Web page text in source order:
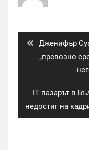
Previous
post:
Дженифър
„превозно
Next
post:
IT пазарът в
недостиг на